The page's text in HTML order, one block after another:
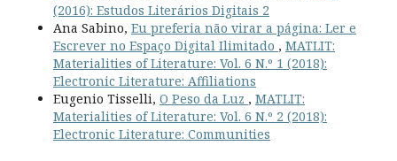
(2016): Estudos Literários Digitais 2
Ana Sabino, Eu preferia não virar a página: Ler e
Escrever no Espaço Digital Ilimitado , MATLIT:
Materialities of Literature: Vol. 6 N.º 1 (2018):
Electronic Literature: Affiliations
Eugenio Tisselli, O Peso da Luz , MATLIT:
Materialities of Literature: Vol. 6 N.º 2 (2018):
Electronic Literature: Communities